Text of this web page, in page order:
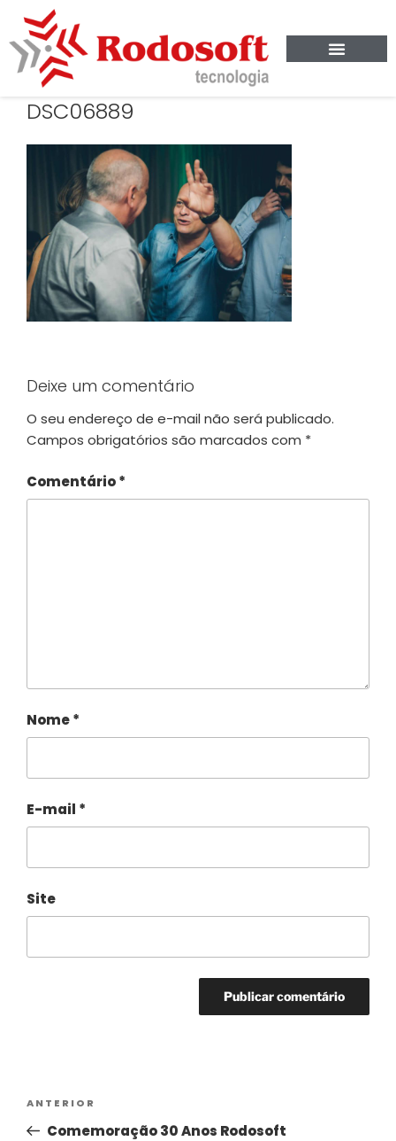
DSC06889
Deixe um comentário
O seu endereço de e-mail não será publicado.
Campos obrigatórios são marcados com *
Comentário*
Nome*
E-mail *
Site
ANTERIOR
Comemoração 30 Anos Rodosoft